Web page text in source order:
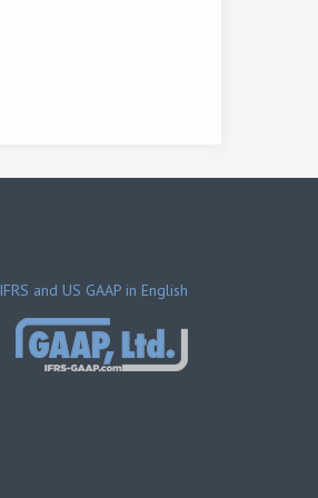
IFRS and US GAAP in English